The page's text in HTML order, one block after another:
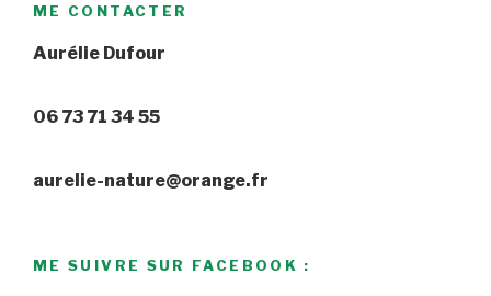
ME CONTACTER
Aurélie Dufour
06 73 71 34 55
aurelie-nature@orange.fr
ME SUIVRE SUR FACEBOOK :